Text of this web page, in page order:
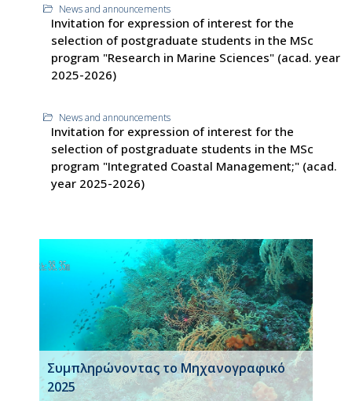
News and announcements
Invitation for expression of interest for the
selection of postgraduate students in the MSc
program "Research in Marine Sciences" (acad. year
2025-2026)
News and announcements
Invitation for expression of interest for the
selection of postgraduate students in the MSc
program "Integrated Coastal Management;" (acad.
year 2025-2026)
Συμπληρώνοντας το Μηχανογραφικό
2025